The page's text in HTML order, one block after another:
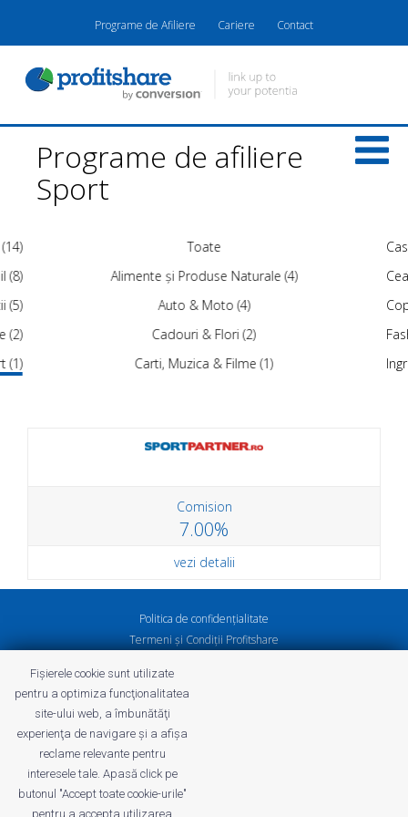
Programe de Afiliere Cariere Contact
Programe de afiliere
Sport
(8)
(5)
(2)
(1)
Toate
Alimente și Produse Naturale (4)
Auto & Moto (4)
Cadouri & Flori (2)
Carti, Muzica & Filme (1)
Comision
7.00%
vezi detalii
Politica de confidenţialitate
Termeni și Condiții Profitshare
Politica de confidenţialitate
Cariere
profitshare.ro
Fișierele cookie sunt utilizate
pentru a optimiza funcţionalitatea
site-ului web, a îmbunătăţi
experienţa de navigare şi a afişa
reclame relevante pentru
interesele tale. Apasă click pe
butonul "Accept toate cookie-urile"
pentru a accepta utilizarea